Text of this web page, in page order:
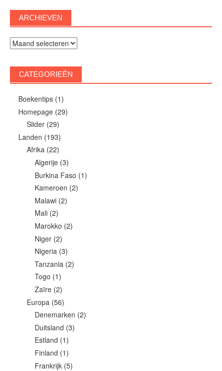
ARCHIEVEN
Archieven
CATEGORIEËN
Boekentips(1)
Homepage(29)
Slider(29)
Landen (193)
Afrika(22)
Algerije (3)
Burkina Faso (1)
Kameroen (2)
Malawi (2)
Mali (2)
Marokko (2)
Niger (2)
Nigeria (3)
Tanzania (2)
Togo (1)
Zaïre (2)
Europa (56)
Denemarken (2)
Duitsland (3)
Estland (1)
Finland (1)
Frankrijk (5)